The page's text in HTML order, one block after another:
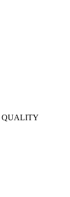
QUALITY